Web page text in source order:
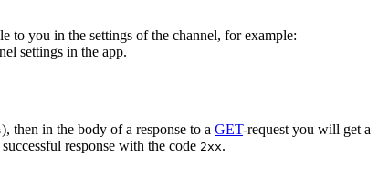
to you in the settings of the channel, for example:
settings in the app.
), then in the body of a response to a GET-request you will get a
response with the code 2xx.